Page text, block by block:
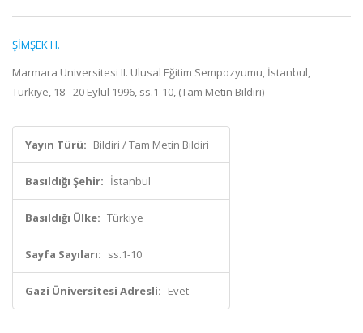
ŞİMŞEK H.
Marmara Üniversitesi II. Ulusal Eğitim Sempozyumu, İstanbul,
Türkiye, 18 - 20 Eylül 1996, ss.1-10, (Tam Metin Bildiri)
Yayın Türü: Bildiri / Tam Metin Bildiri
Basıldığı Şehir: İstanbul
Basıldığı Ülke: Türkiye
Sayfa Sayıları: ss.1-10
Gazi Üniversitesi Adresli: Evet